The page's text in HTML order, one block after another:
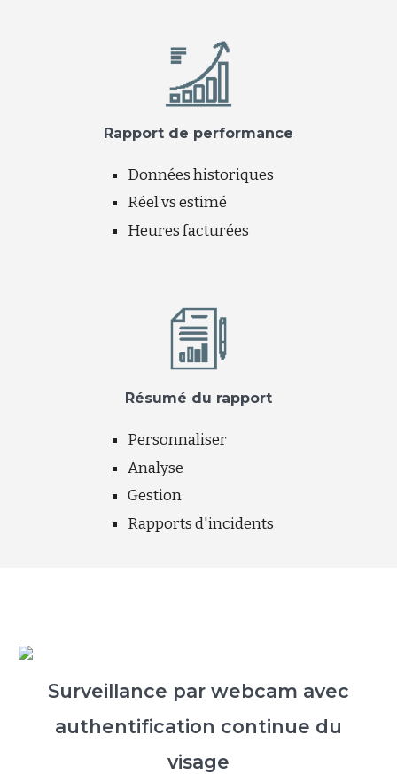
Rapport de performance
Données historiques
Réel vs estimé
Heures facturées
Résumé du rapport
Personnaliser
Analyse
Gestion
Rapports d'incidents
Surveillance par webcam avec
authentification continue du
visage